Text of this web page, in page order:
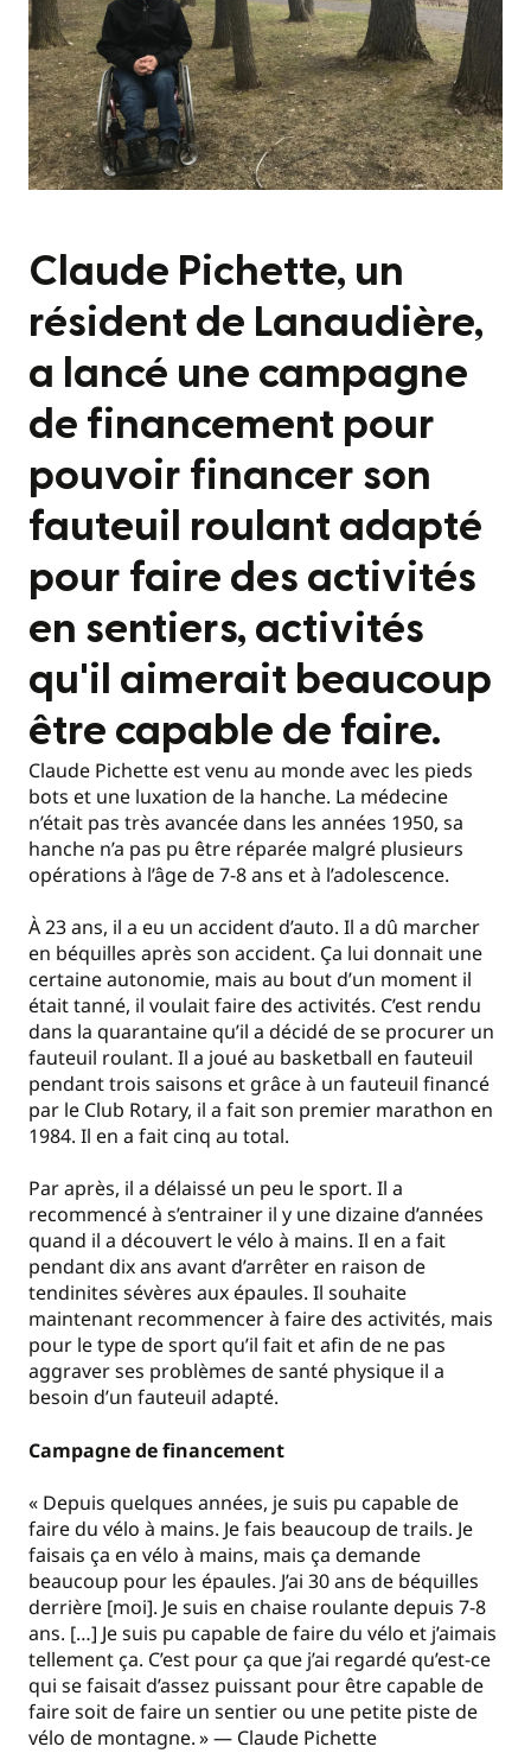
Claude Pichette, un
résident de Lanaudière,
a lancé une campagne
de financement pour
pouvoir financer son
fauteuil roulant adapté
pour faire des activités
en sentiers, activités
qu'il aimerait beaucoup
être capable de faire.
Claude Pichette est venu au monde avec les pieds
bots et une luxation de la hanche. La médecine
n’était pas très avancée dans les années 1950, sa
hanche n’a pas pu être réparée malgré plusieurs
opérations à l’âge de 7-8 ans et à l’adolescence.
À 23 ans, il a eu un accident d’auto. Il a dû marcher
en béquilles après son accident. Ça lui donnait une
certaine autonomie, mais au bout d’un moment il
était tanné, il voulait faire des activités. C’est rendu
dans la quarantaine qu’il a décidé de se procurer un
fauteuil roulant. Il a joué au basketball en fauteuil
pendant trois saisons et grâce à un fauteuil financé
par le Club Rotary, il a fait son premier marathon en
1984. Il en a fait cinq au total.
Par après, il a délaissé un peu le sport. Il a
recommencé à s’entrainer il y une dizaine d’années
quand il a découvert le vélo à mains. Il en a fait
pendant dix ans avant d’arrêter en raison de
tendinites sévères aux épaules. Il souhaite
maintenant recommencer à faire des activités, mais
pour le type de sport qu’il fait et afin de ne pas
aggraver ses problèmes de santé physique il a
besoin d’un fauteuil adapté.
Campagne de financement
« Depuis quelques années, je suis pu capable de
faire du vélo à mains. Je fais beaucoup de trails. Je
faisais ça en vélo à mains, mais ça demande
beaucoup pour les épaules. J’ai 30 ans de béquilles
derrière [moi]. Je suis en chaise roulante depuis 7-8
ans. […] Je suis pu capable de faire du vélo et j’aimais
tellement ça. C’est pour ça que j’ai regardé qu’est-ce
qui se faisait d’assez puissant pour être capable de
faire soit de faire un sentier ou une petite piste de
vélo de montagne. » — Claude Pichette